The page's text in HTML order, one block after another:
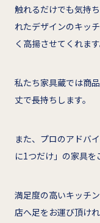
触れるだけでも気持
れたデザインのキッ
く高揚させてくれます
私たち家具蔵では商
丈で長持ちします。
また、プロのアドバ
に1つだけ」の家具を
満足度の高いキッチ
店へ足をお運び頂けれ